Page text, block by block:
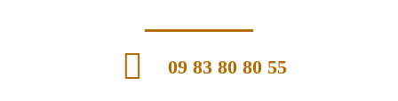
09 83 80 80 55